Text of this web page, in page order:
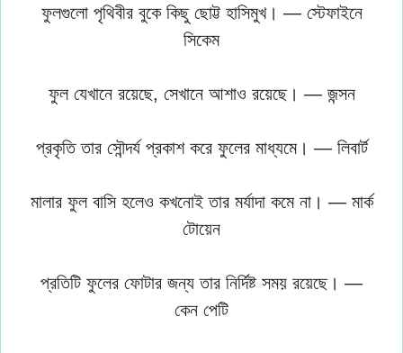
ফুলগুলো পৃথিবীর বুকে কিছু ছোট্ট হাসিমুখ। — স্টেফাইনে
সিকেম
ফুল যেখানে রয়েছে, সেখানে আশাও রয়েছে। — জন্সন
প্রকৃতি তার সৌন্দর্য প্রকাশ করে ফুলের মাধ্যমে। — লিবার্ট
মালার ফুল বাসি হলেও কখনোই তার মর্যাদা কমে না। — মার্ক
টোয়েন
প্রতিটি ফুলের ফোটার জন্য তার নির্দিষ্ট সময় রয়েছে। —
কেন পেটি